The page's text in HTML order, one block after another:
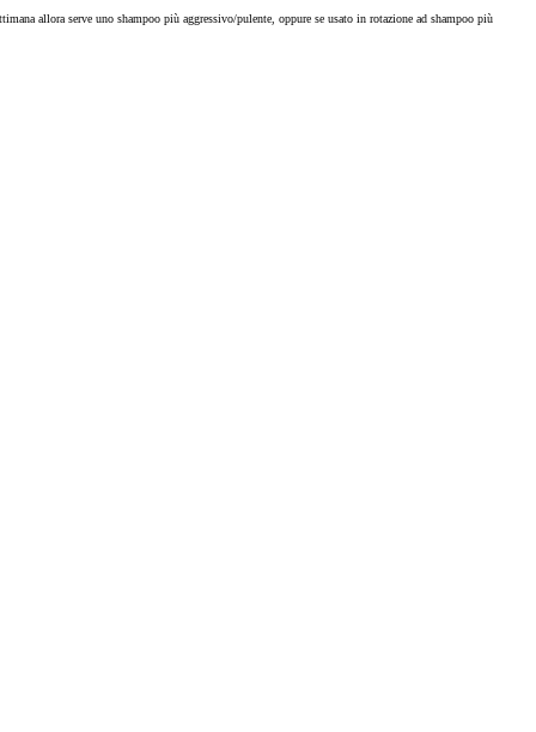
allora serve uno shampoo più aggressivo/pulente, oppure se usato in rotazione ad shampoo più